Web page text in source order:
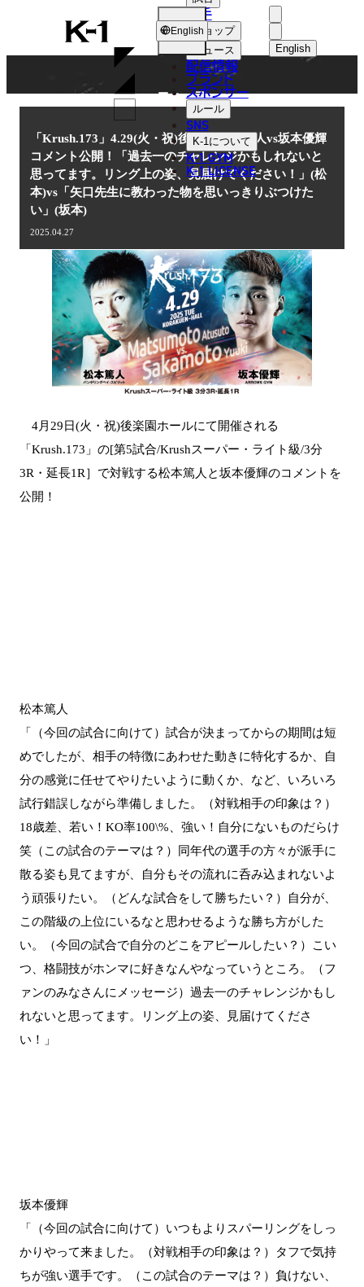
K-
1
English
한국어
中文（简体
中文（繁體
選手
ショップ
ニュース
配信情報
ブランド
スポンサー
ルール
SNS
K-1について
K-1 GYM
K-1 LICENSE
English
NEWS
ニュース
「Krush.173」4.29(火・祝)後楽園 松本篤人vs坂本優輝
コメント公開！「過去一のチャレンジかもしれないと
思ってます。リング上の姿、見届けてください！」(松
本)vs「矢口先生に教わった物を思いっきりぶつけた
い」(坂本)
2025.04.27
4月29日(火・祝)後楽園ホールにて開催される
「Krush.173」の[第5試合/Krushスーパー・ライト級/3分
3R・延長1R］で対戦する松本篤人と坂本優輝のコメントを
公開！
松本篤人
「（今回の試合に向けて）試合が決まってからの期間は短
めでしたが、相手の特徴にあわせた動きに特化するか、自
分の感覚に任せてやりたいように動くか、など、いろいろ
試行錯誤しながら準備しました。（対戦相手の印象は？）
18歳差、若い！KO率100\%、強い！自分にないものだらけ
笑（この試合のテーマは？）同年代の選手の方々が派手に
散る姿も見てますが、自分もその流れに呑み込まれないよ
う頑張りたい。（どんな試合をして勝ちたい？）自分が、
この階級の上位にいるなと思わせるような勝ち方がした
い。（今回の試合で自分のどこをアピールしたい？）こい
つ、格闘技がホンマに好きなんやなっていうところ。（フ
ァンのみなさんにメッセージ）過去一のチャレンジかもし
れないと思ってます。リング上の姿、見届けてくださ
い！」
坂本優輝
「（今回の試合に向けて）いつもよりスパーリングをしっ
かりやって来ました。（対戦相手の印象は？）タフで気持
ちが強い選手です。（この試合のテーマは？）負けない、